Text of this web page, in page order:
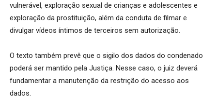
vulnerável, exploração sexual de crianças e adolescentes e
exploração da prostituição, além da conduta de filmar e
divulgar vídeos íntimos de terceiros sem autorização.
O texto também prevê que o sigilo dos dados do condenado
poderá ser mantido pela Justiça. Nesse caso, o juiz deverá
fundamentar a manutenção da restrição do acesso aos
dados.